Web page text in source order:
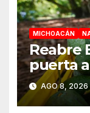
MICHOACÁN
Reabre
puerta
AGO 8, 2026